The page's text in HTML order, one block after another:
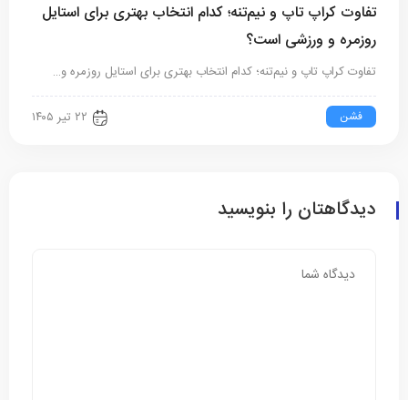
تفاوت کراپ تاپ و نیم‌تنه؛ کدام انتخاب بهتری برای استایل
روزمره و ورزشی است؟
تفاوت کراپ تاپ و نیم‌تنه؛ کدام انتخاب بهتری برای استایل روزمره و…
فشن ۲۲ تیر ۱۴۰۵
دیدگاهتان را بنویسید